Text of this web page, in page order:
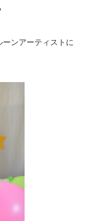
ンアーティストに